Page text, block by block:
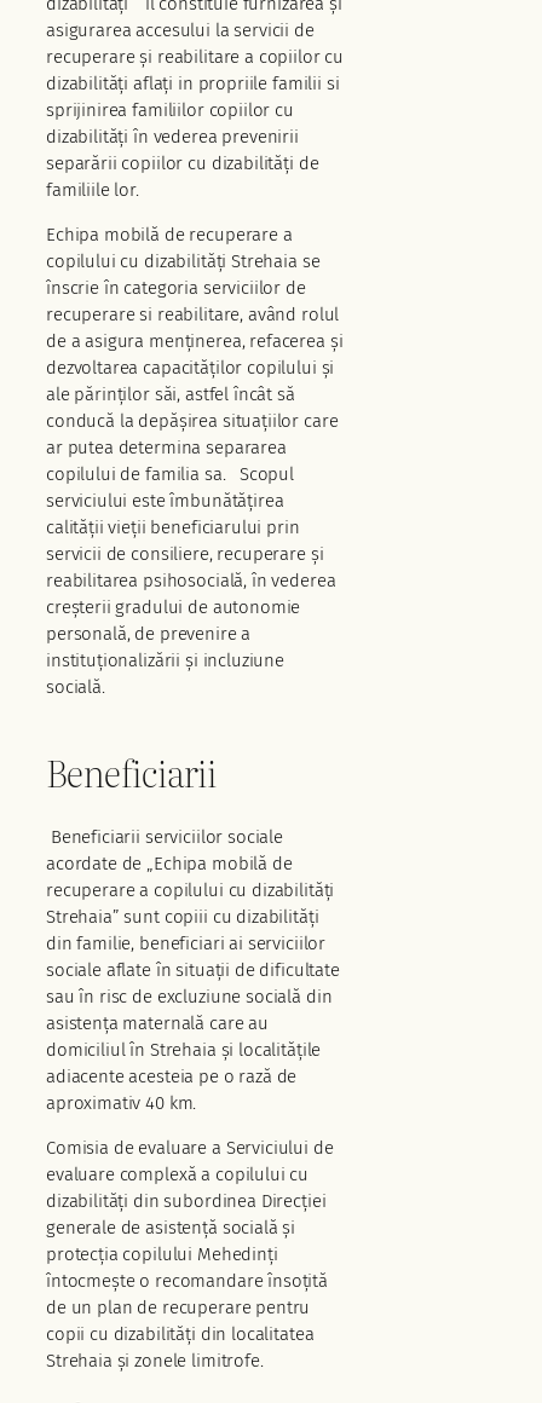
asigurarea accesului la servicii de
recuperare și reabilitare a copiilor cu
dizabilități aflați in propriile familii si
sprijinirea familiilor copiilor cu
dizabilități în vederea prevenirii
separării copiilor cu dizabilități de
familiile lor.
Echipa mobilă de recuperare a
copilului cu dizabilități Strehaia se
înscrie în categoria serviciilor de
recuperare si reabilitare, având rolul
de a asigura menținerea, refacerea și
dezvoltarea capacităților copilului și
ale părinților săi, astfel încât să
conducă la depășirea situațiilor care
ar putea determina separarea
copilului de familia sa. Scopul
serviciului este îmbunătățirea
calității vieții beneficiarului prin
servicii de consiliere, recuperare și
reabilitarea psihosocială, în vederea
creșterii gradului de autonomie
personală, de prevenire a
instituționalizării și incluziune
socială.
Beneficiarii
Beneficiarii serviciilor sociale
acordate de „Echipa mobilă de
recuperare a copilului cu dizabilități
Strehaia” sunt copiii cu dizabilități
din familie, beneficiari ai serviciilor
sociale aflate în situații de dificultate
sau în risc de excluziune socială din
asistența maternală care au
domiciliul în Strehaia și localitățile
adiacente acesteia pe o rază de
aproximativ 40 km.
Comisia de evaluare a Serviciului de
evaluare complexă a copilului cu
dizabilități din subordinea Direcției
generale de asistență socială și
protecția copilului Mehedinți
întocmește o recomandare însoțită
de un plan de recuperare pentru
copii cu dizabilități din localitatea
Strehaia și zonele limitrofe.